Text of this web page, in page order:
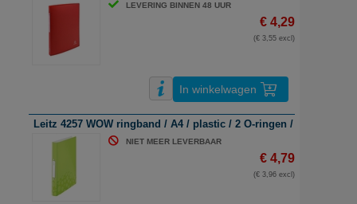
LEVERING BINNEN 48 UUR
€ 4,29
(€ 3,55 excl)
In winkelwagen
Leitz 4257 WOW ringband / A4 / plastic / 2 O-ringen / groen
NIET MEER LEVERBAAR
€ 4,79
(€ 3,96 excl)